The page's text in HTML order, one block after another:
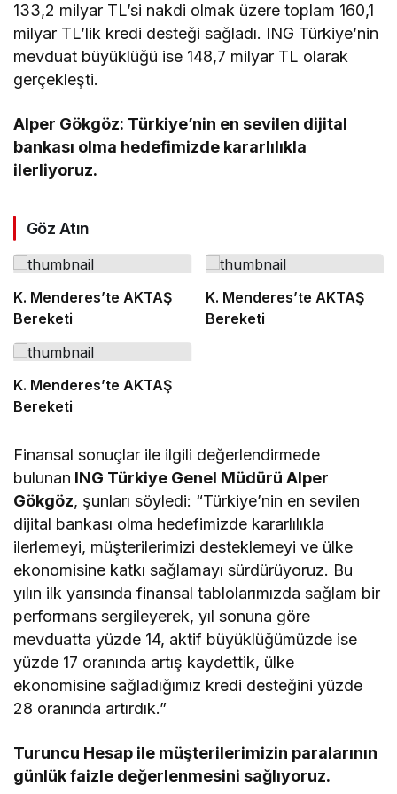
133,2 milyar TL’si nakdi olmak üzere toplam 160,1
milyar TL’lik kredi desteği sağladı. ING Türkiye’nin
mevduat büyüklüğü ise 148,7 milyar TL olarak
gerçekleşti.
Alper Gökgöz: Türkiye’nin en sevilen dijital
bankası olma hedefimizde kararlılıkla
ilerliyoruz.
Göz Atın
K. Menderes’te AKTAŞ
Bereketi
K. Menderes’te AKTAŞ
Bereketi
K. Menderes’te AKTAŞ
Bereketi
Finansal sonuçlar ile ilgili değerlendirmede
bulunan ING Türkiye Genel Müdürü Alper
Gökgöz, şunları söyledi: “Türkiye’nin en sevilen
dijital bankası olma hedefimizde kararlılıkla
ilerlemeyi, müşterilerimizi desteklemeyi ve ülke
ekonomisine katkı sağlamayı sürdürüyoruz. Bu
yılın ilk yarısında finansal tablolarımızda sağlam bir
performans sergileyerek, yıl sonuna göre
mevduatta yüzde 14, aktif büyüklüğümüzde ise
yüzde 17 oranında artış kaydettik, ülke
ekonomisine sağladığımız kredi desteğini yüzde
28 oranında artırdık.”
Turuncu Hesap ile müşterilerimizin paralarının
günlük faizle değerlenmesini sağlıyoruz.